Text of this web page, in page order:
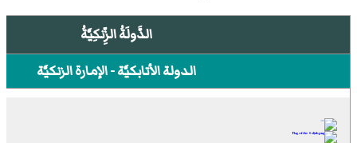
الدَّولَةُ الزِّنكِيَّةُ
الدولة الأتابكيَّة - الإمارة الزنكيَّة